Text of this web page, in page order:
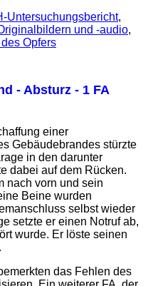
Untersuchungsbericht,
und -audio,
Opfers
- Absturz - 1 FA
einer
Gebäudebrandes stürzte
in den darunter
dabei auf dem Rücken.
nach vorn und sein
Beine wurden
selbst wieder
setzte er einen Notruf ab,
wurde. Er löste seinen
das Fehlen des